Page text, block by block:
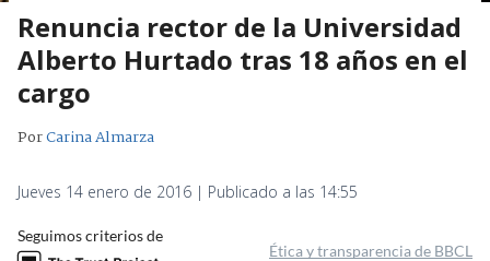
Renuncia rector de la Universidad
Alberto Hurtado tras 18 años en el
cargo
PorCarina Almarza
Jueves 14 enero de 2016 | Publicado a las 14:55
Seguimos criterios de
Ética y transparencia de BBCL